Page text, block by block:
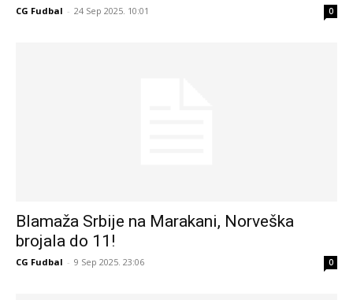
CG Fudbal - 24 Sep 2025. 10:01 0
Blamaža Srbije na Marakani, Norveška
brojala do 11!
CG Fudbal - 9 Sep 2025. 23:06 0